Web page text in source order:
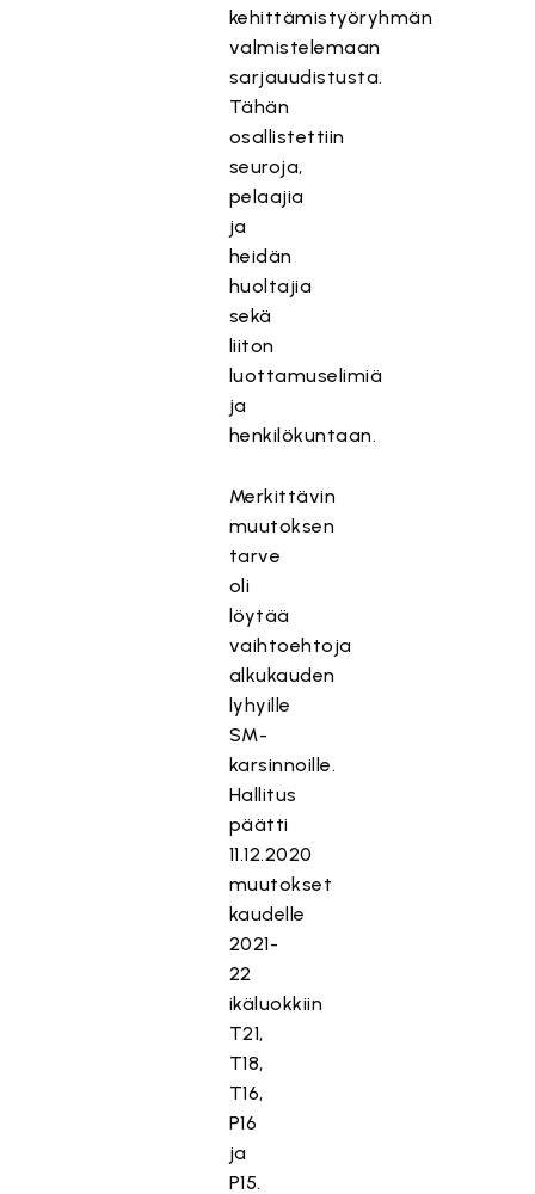
kehittämistyöryhmän
valmistelemaan
sarjauudistusta.
Tähän
osallistettiin
seuroja,
pelaajia
ja
heidän
huoltajia
sekä
liiton
luottamuselimiä
ja
henkilökuntaan.
Merkittävin
muutoksen
tarve
oli
löytää
vaihtoehtoja
alkukauden
lyhyille
SM-
karsinnoille.
Hallitus
päätti
11.12.2020
muutokset
kaudelle
2021-
22
ikäluokkiin
T21,
T18,
T16,
P16
ja
P15.